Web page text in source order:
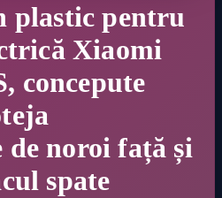
plastic pentru
Xiaomi
concepute
de noroi față și
spate